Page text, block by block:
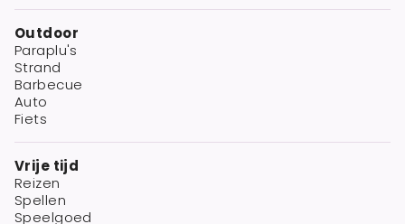
Outdoor
Paraplu's
Strand
Barbecue
Auto
Fiets
Vrije tijd
Reizen
Spellen
Speelgoed